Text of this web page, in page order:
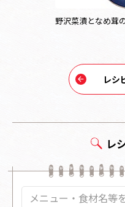
レ
野沢菜漬となめ茸
レシ